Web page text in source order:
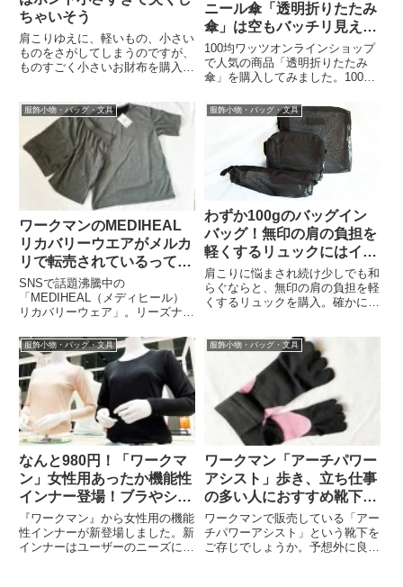
ちゃいそう
肩こりゆえに、軽いもの、小さい
ものをさがしてしまうのですが、
ものすごく小さいお財布を購入し
ですが、意を決して購入しまし
た。。abrAsusの小さい財布は
GOOD DESIGN...
ニール傘「透明折りたたみ
傘」は空もバッチリ見える
よ
100均ワッツオンラインショップ
で人気の商品「透明折りたたみ
傘」を購入してみました。100均
均ワッツのオンラインショップで
「再販」「人気」マークがついて
いる商品の1つに「透明折りたた
み傘」があります。これは、...
服飾小物・バッグ・文具
ワークマンのMEDIHEAL
リカバリーウエアがメルカ
リで転売されているって、
どうよ
SNSで話題沸騰中の
「MEDIHEAL（メディヒール）
リカバリーウェア」。リーズナブ
気の商品です。長ズボンタイプの
リカバリーウェアを求め、SNS
で入荷情報を日々チェックしてい
ました。ようやく入荷の知らせを
見つ...
服飾小物・バッグ・文具
わずか100gのバッグイン
バッグ！無印の肩の負担を
軽くするリュックにはイケ
アのFÖRFINA
肩こりに悩まされ続け少しでも和
らぐならと、無印の肩の負担を軽
くするリュックを購入。確かに、
つも混沌としちゃうんですよね。
そこで考えたくなるのがバッグイ
ンバッグ。でも、一般的なバッ
服飾小物・バッグ・文具
なんと980円！「ワークマ
ン」女性用あったか機能性
インナー登場！ブラやショ
ーツも
『ワークマン』から女性用の機能
性インナーが新登場しました。新
インナーはユーザーのニーズに対
服飾小物・バッグ・文具
ワークマン「アーチパワー
アシスト」歩き、立ち仕事
の多い人におすすめ靴下。
偏平足や開帳足にも
ワークマンで販売している「アー
チパワーアシスト」という靴下を
ご存じでしょうか。予想外に良か